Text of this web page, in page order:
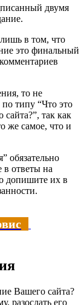
двумя
в том, что
это финальный
то не
по типу “Что это
сайта?”, так как
же самое, что и
обязательно
ответы на
допишите их в
Вашего сайта?
разослать его